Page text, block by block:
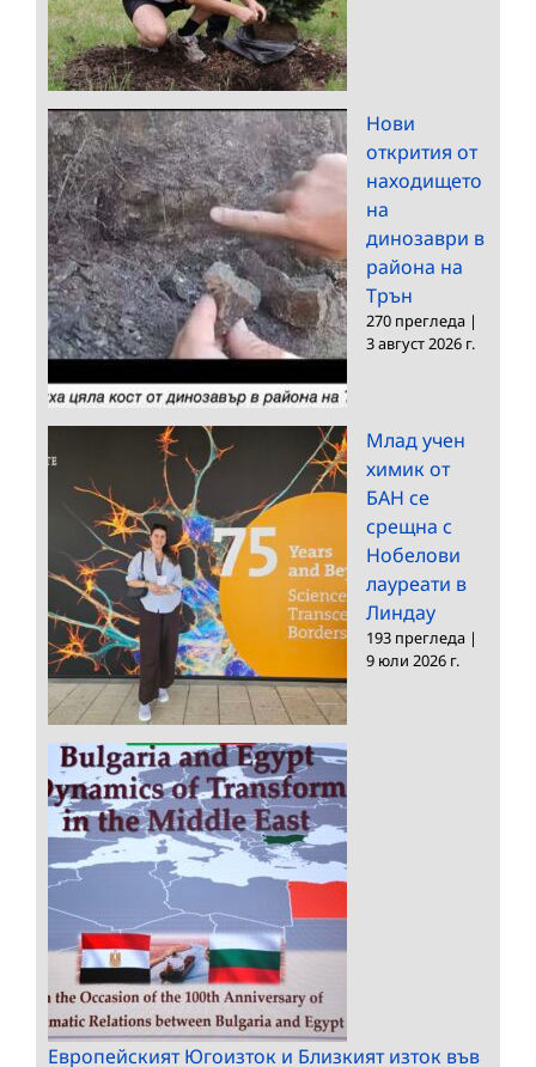
Нови
открития от
находището
на
динозаври в
района на
Трън
270 прегледа |
3 август 2026 г.
Млад учен
химик от
БАН се
срещна с
Нобелови
лауреати в
Линдау
193 прегледа |
9 юли 2026 г.
Европейският Югоизток и Близкият изток във